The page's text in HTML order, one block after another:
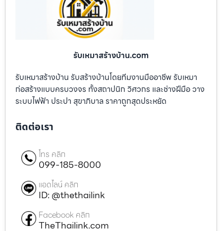
รับเหมาสร้างบ้าน.com
รับเหมาสร้างบ้าน รับสร้างบ้านโดยทีมงานมืออาชีพ รับเหมา
ก่อสร้างแบบครบวงจร ทั้งสถาปนิก วิศวกร และช่างฝีมือ วาง
ระบบไฟฟ้า ประปา สุขาภิบาล ราคาถูกสุดประหยัด
ติดต่อเรา
โทร คลิก
099-185-8000
แอดไลน์ คลิก
ID: @thethailink
Facebook คลิก
TheThailink.com